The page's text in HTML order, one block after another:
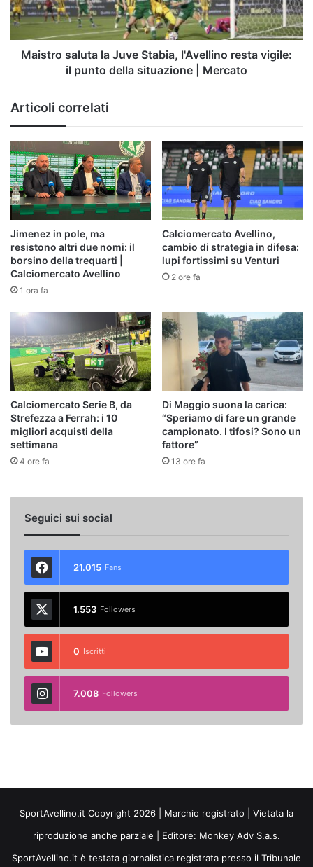
resta
vigile:
il
punto
Mercato
Maistro saluta la Juve Stabia, l'Avellino resta vigile:
il punto della situazione | Mercato
Articoli correlati
Jimenez in pole, ma
resistono altri due nomi: il
borsino della trequarti |
Calciomercato Avellino
1 ora fa
Calciomercato Avellino,
cambio di strategia in difesa:
lupi fortissimi su Venturi
2 ore fa
Calciomercato Serie B, da
Strefezza a Ferrah: i 10
migliori acquisti della
settimana
4 ore fa
Di Maggio suona la carica:
“Speriamo di fare un grande
campionato. I tifosi? Sono un
fattore”
13 ore fa
Seguici sui social
21.015 Fans
1.553 Followers
0 Iscritti
7.008 Followers
SportAvellino.it Copyright 2026 | Marchio registrato | Vietata la
riproduzione anche parziale | Editore: Monkey Adv S.a.s.
SportAvellino.it è testata giornalistica registrata presso il Tribunale